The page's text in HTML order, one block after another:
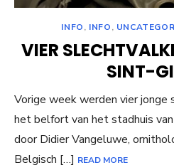
INFO, INFO,
VIER
SINT-
Vorige week werden vier jonge
het belfort van het stadhuis
door Didier Vangeluwe,
Belgisch […] READ MORE